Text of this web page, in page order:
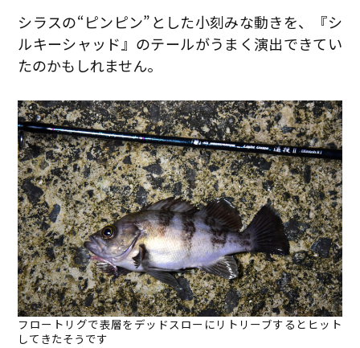
シラスの“ピンピン”とした小刻みな動きを、『シ
ルキーシャッド』のテールがうまく演出できてい
たのかもしれません。
フロートリグで表層をデッドスローにリトリーブするとヒット
してきたそうです